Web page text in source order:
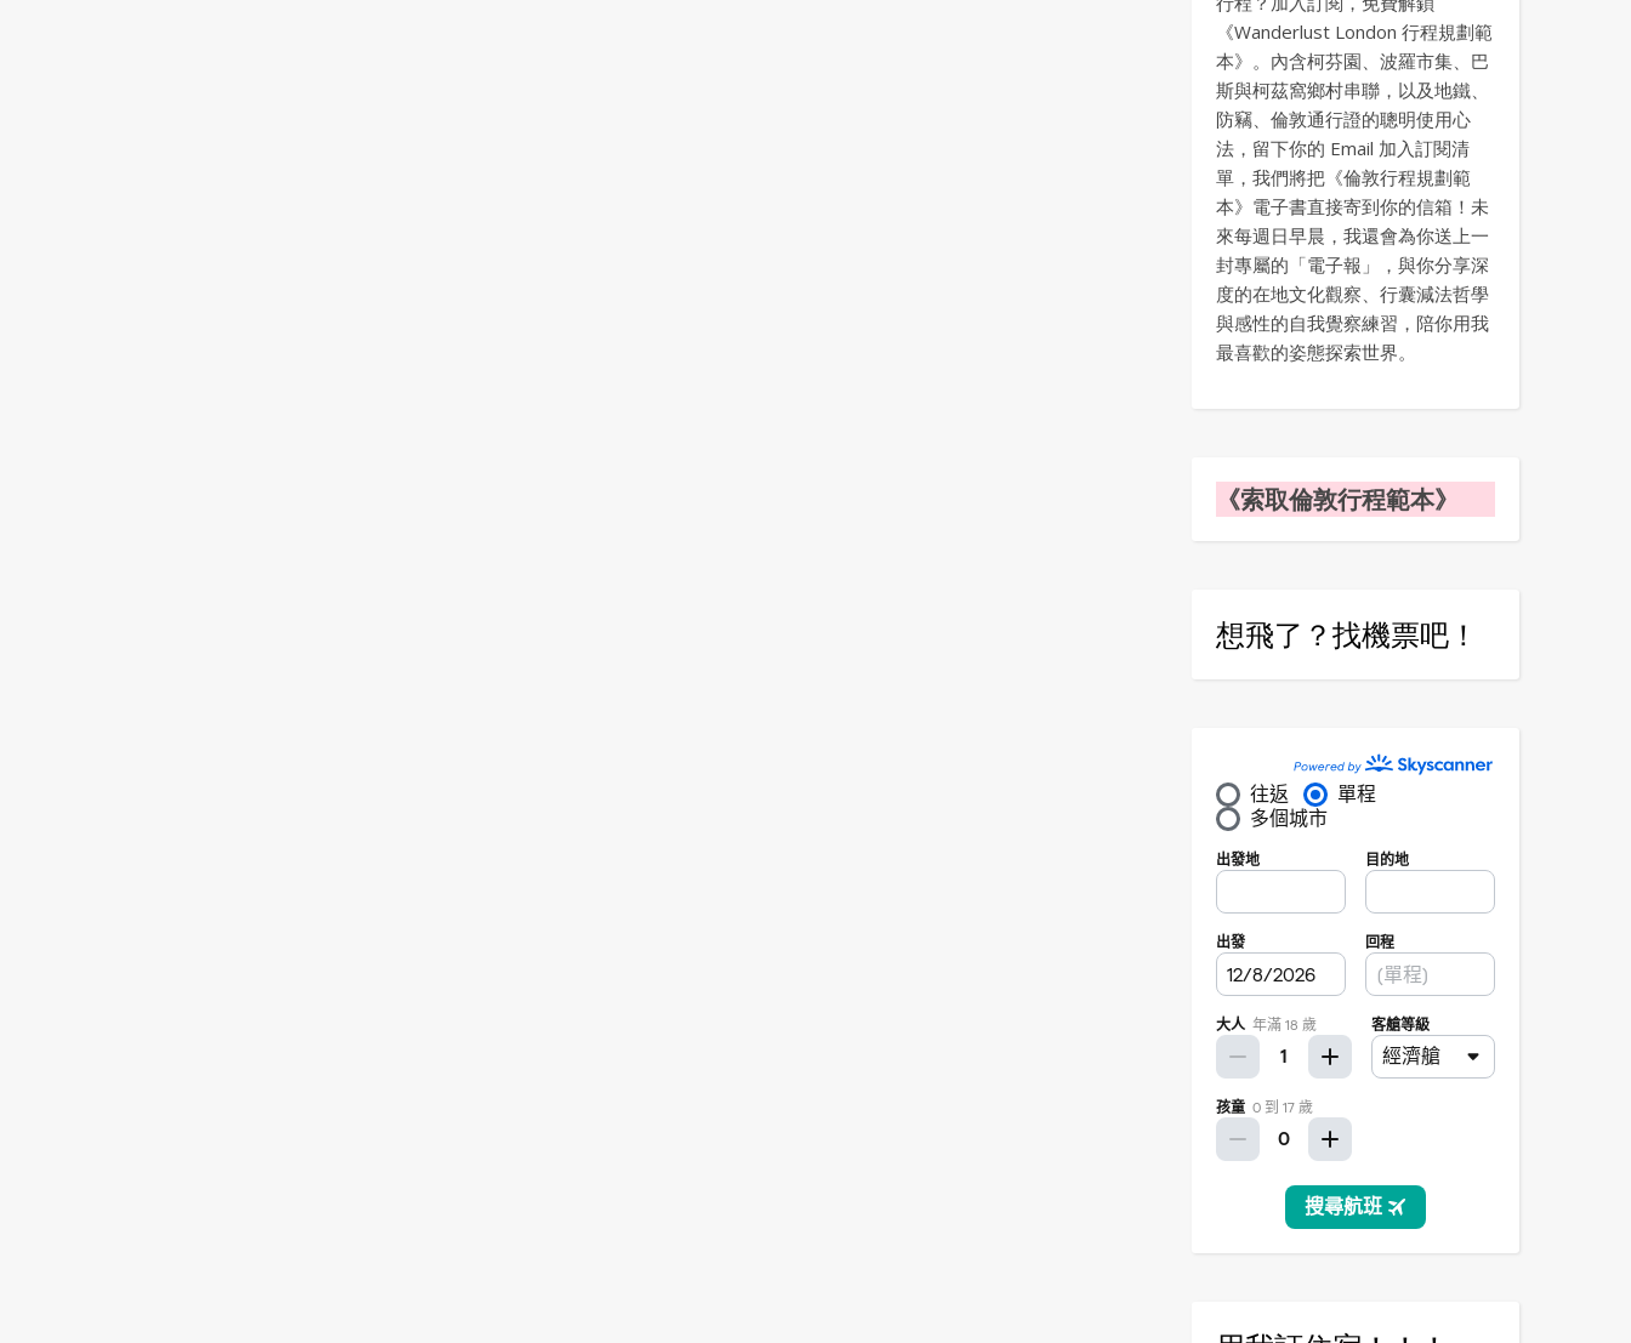
《Wanderlust London 行程規劃範
本》。內含柯芬園、波羅市集、巴
斯與柯茲窩鄉村串聯，以及地鐵、
防竊、倫敦通行證的聰明使用心
法，留下你的 Email 加入訂閱清
單，我們將把《倫敦行程規劃範
本》電子書直接寄到你的信箱！未
來每週日早晨，我還會為你送上一
封專屬的「電子報」，與你分享深
度的在地文化觀察、行囊減法哲學
與感性的自我覺察練習，陪你用我
最喜歡的姿態探索世界。
《索取倫敦行程範本》
想飛了？找機票吧！